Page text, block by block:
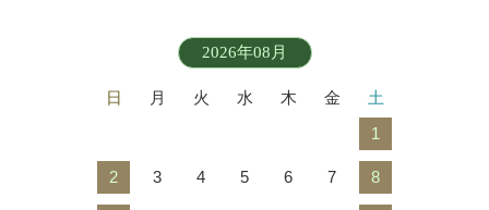
2026年08月
日 月 火 水 木 金
土
1
2 3 4 5 6 7 8